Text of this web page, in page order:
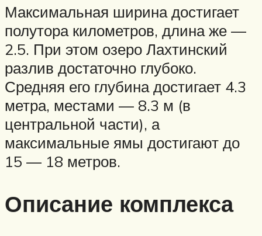
Максимальная ширина достигает
полутора километров, длина же —
2.5. При этом озеро Лахтинский
разлив достаточно глубоко.
Средняя его глубина достигает 4.3
метра, местами — 8.3 м (в
центральной части), а
максимальные ямы достигают до
15 — 18 метров.
Описание комплекса